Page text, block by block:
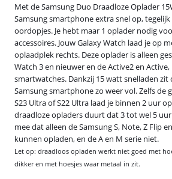
Met de Samsung Duo Draadloze Oplader
Samsung smartphone extra snel op,
oordopjes. Je hebt maar 1 oplader nodig
accessoires. Jouw Galaxy Watch laad je op
oplaadplek rechts. Deze oplader is alleen
Watch 3 en nieuwer en de Active2 en
smartwatches. Dankzij 15 watt snelladen
Samsung smartphone zo weer vol. Zelfs de
S23 Ultra of S22 Ultra laad je binnen 2 uur
draadloze opladers duurt dat 3 tot wel 5
mee dat alleen de Samsung S, Note, Z Flip
kunnen opladen, en de A en M serie niet.
Let op: draadloos opladen werkt niet goed met
dikker en met hoesjes waar metaal in zit.